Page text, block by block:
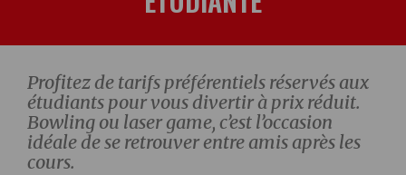
Profitez de tarifs préférentiels réservés aux
étudiants pour vous divertir à prix réduit.
Bowling ou laser game, c’est l’occasion
idéale de se retrouver entre amis après les
cours.